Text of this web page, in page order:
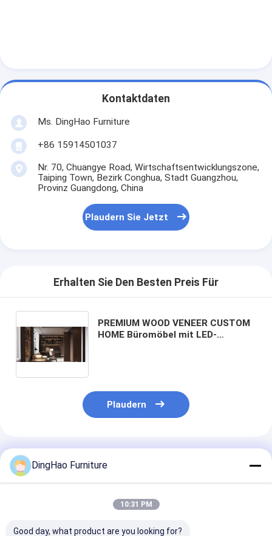
Kontaktdaten
Ms. DingHao Furniture
+86 15914501037
Nr. 70, Chuangye Road, Wirtschaftsentwicklungszone,
Taiping Town, Bezirk Conghua, Stadt Guangzhou,
Provinz Guangdong, China
Plaudern Sie Jetzt
Erhalten Sie Den Besten Preis Für
PREMIUM WOOD VENEER CUSTOM
HOME Büromöbel mit LED-
Plaudern
Empfohlene Produkte
DingHao Furniture
10:31 PM
Good day, what product are you looking for?